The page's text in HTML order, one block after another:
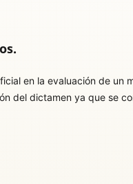
en la evaluación de un
del dictamen ya que se